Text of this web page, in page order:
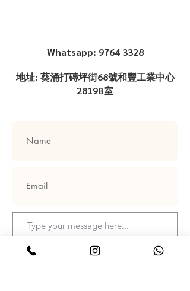
Whatsapp: 9764 3328
地址: 葵涌打磚坪街68號和豐工業中心
2819B室